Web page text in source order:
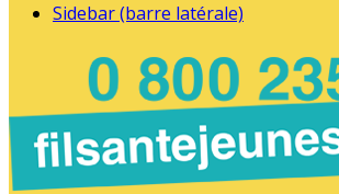
Sidebar (barre latérale)